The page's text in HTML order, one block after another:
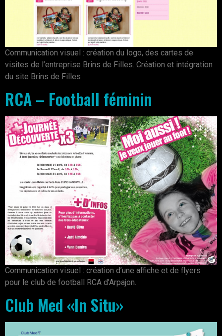
Communication visuel : création du logo, des cartes de
visites de l’entreprise Brins de Filles. Création et intégration
du site Brins de Filles
RCA – Football féminin
Communication visuel : création d’une affiche et de flyers
pour le club de football RCA d’Arpajon.
Club Med «In Situ»